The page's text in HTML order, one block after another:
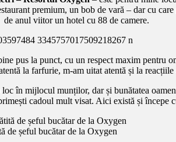
premium, un bob de vară – dar cu
anul viitor un hotel cu 88 de camere.
pus la punct, cu un respect maxim pentru
la farfurie, m-am uitat atentă și la
loc în mijlocul munților, dar și bunătatea
cadoul mult visat. Aici există și
de șeful bucătar de la Oxygen